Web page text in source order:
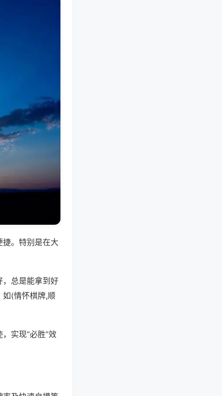
。特别是在大
，总是能拿到好
如(情怀棋牌,顺
实现“必胜”效